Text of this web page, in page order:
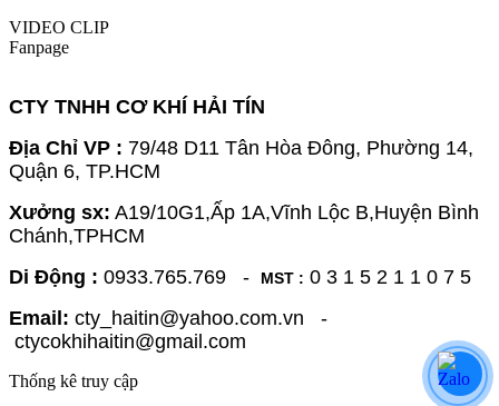
VIDEO CLIP
Fanpage
CTY TNHH CƠ KHÍ HẢI TÍN
Địa Chỉ VP : 79/48 D11 Tân Hòa Đông, Phường 14,
Quận 6, TP.HCM
Xưởng sx: A19/10G1,Ấp 1A,Vĩnh Lộc B,Huyện Bình
Chánh,TPHCM
Di Động : 0933.765.769 - MST : 0 3 1 5 2 1 1 0 7 5
Email: cty_haitin@yahoo.com.vn -
ctycokhihaitin@gmail.com
Thống kê truy cập